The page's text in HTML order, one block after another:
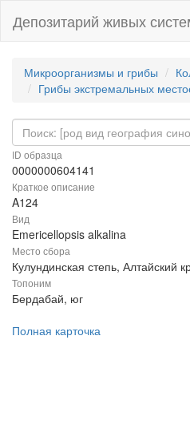
Депозитарий живых
Микроорганизмы и грибы
Грибы экстремальных
ID образца
0000000604141
Краткое описание
A124
Вид
Emericellopsis alkalina
Место сбора
Кулундинская степь, Алтайский
Топоним
Бердабай, юг
Полная карточка